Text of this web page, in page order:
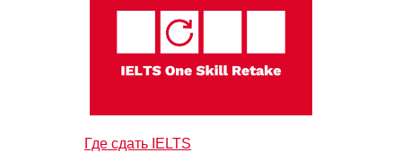
Где сдать IELTS